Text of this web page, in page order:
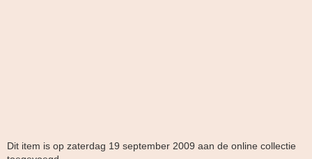
Dit item is op zaterdag 19 september 2009 aan de online collectie